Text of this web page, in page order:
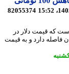
82055374
قیمت دلار در
1405 تنها با روز قبل 100 تومان فاصله دارد و به قیمت